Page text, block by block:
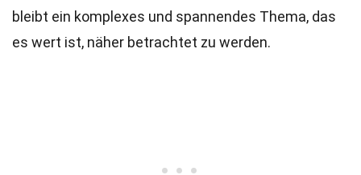
bleibt ein komplexes und spannendes Thema, das
es wert ist, näher betrachtet zu werden.